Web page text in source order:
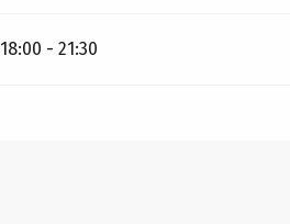
18:00 - 21:30